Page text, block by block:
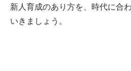
新人育成のあり方を、時代に合
いきましょう。